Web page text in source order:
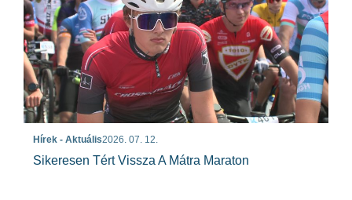
Hírek - Aktuális2026. 07. 12.
Sikeresen Tért Vissza A Mátra Maraton